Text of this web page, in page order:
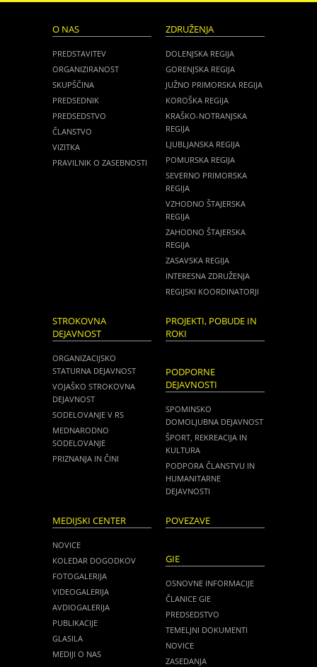
O NAS
PREDSTAVITEV
ORGANIZIRANOST
SKUPŠČINA
PREDSEDNIK
PREDSEDSTVO
ČLANSTVO
VIZITKA
PRAVILNIK O ZASEBNOSTI
ZDRUŽENJA
DOLENJSKA REGIJA
GORENJSKA REGIJA
JUŽNO PRIMORSKA REGIJA
KOROŠKA REGIJA
KRAŠKO-NOTRANJSKA
REGIJA
LJUBLJANSKA REGIJA
POMURSKA REGIJA
SEVERNO PRIMORSKA
REGIJA
VZHODNO ŠTAJERSKA
REGIJA
ZAHODNO ŠTAJERSKA
REGIJA
ZASAVSKA REGIJA
INTERESNA ZDRUŽENJA
REGIJSKI KOORDINATORJI
STROKOVNA
DEJAVNOST
ORGANIZACIJSKO
STATURNA DEJAVNOST
VOJAŠKO STROKOVNA
DEJAVNOST
SODELOVANJE V RS
MEDNARODNO
SODELOVANJE
PRIZNANJA IN ČINI
PROJEKTI, POBUDE IN
ROKI
PODPORNE
DEJAVNOSTI
SPOMINSKO
DOMOLJUBNA DEJAVNOST
ŠPORT, REKREACIJA IN
KULTURA
PODPORA ČLANSTVU IN
HUMANITARNE
DEJAVNOSTI
MEDIJSKI CENTER
NOVICE
KOLEDAR DOGODKOV
FOTOGALERIJA
VIDEOGALERIJA
AVDIOGALERIJA
PUBLIKACIJE
GLASILA
MEDIJI O NAS
POVEZAVE
GIE
OSNOVNE INFORMACIJE
ČLANICE GIE
PREDSEDSTVO
TEMELJNI DOKUMENTI
NOVICE
ZASEDANJA